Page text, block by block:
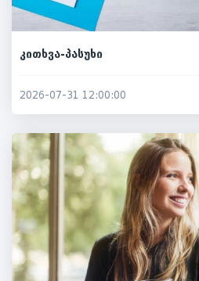
კითხვა-პასუხი
2026-07-31 12:00:00